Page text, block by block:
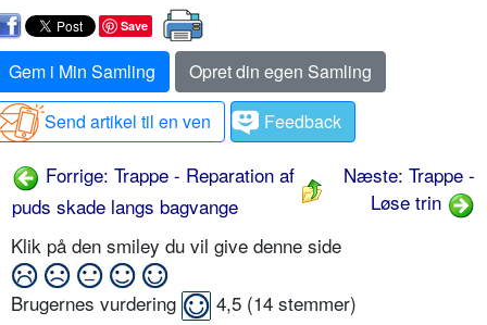
Save
Gem i Min Samling
Opret din egen Samling
Send artikel til en ven
Feedback
Forrige: Trappe - Reparation af
puds skade langs bagvange
Næste: Trappe -
Løse trin
Klik på den smiley du vil give denne side
Brugernes vurdering 4,5 (14 stemmer)